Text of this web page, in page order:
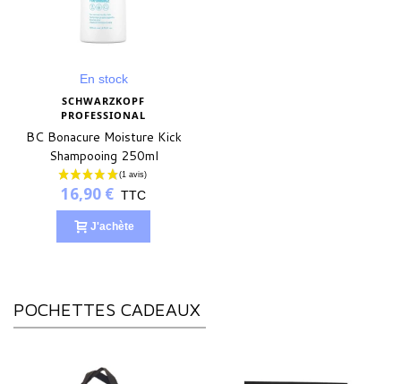
En stock
SCHWARZKOPF
PROFESSIONAL
BC Bonacure Moisture Kick
Shampooing 250ml
16,90 € TTC
J'achète
POCHETTES CADEAUX